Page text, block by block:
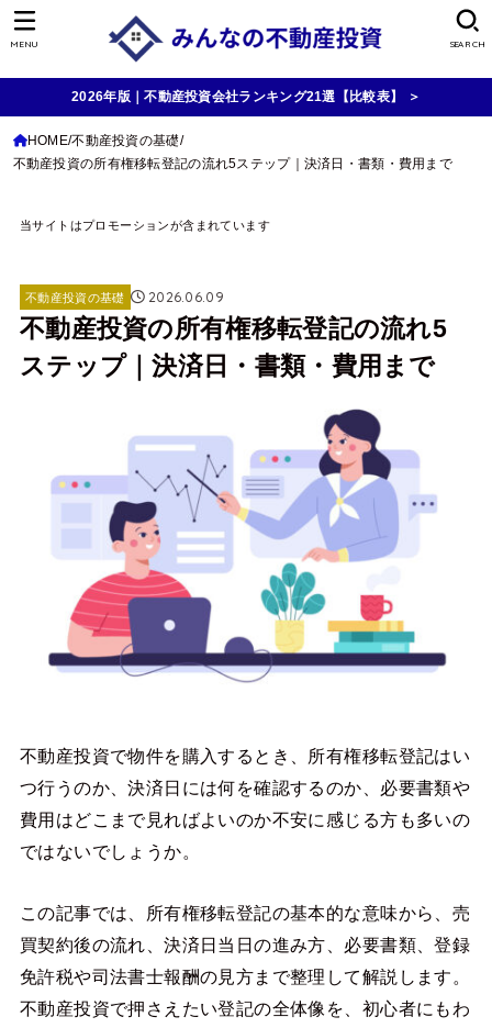
SEARCH
MENU
2026年版｜不動産投資会社ランキング21選【比較表】 ＞
HOME 不動産投資の基礎
不動産投資の所有権移転登記の流れ5ステップ｜決済日・書類・費用まで
当サイトはプロモーションが含まれています
不動産投資の基礎 2026.06.09
不動産投資の所有権移転登記の流れ5
ステップ｜決済日・書類・費用まで
不動産投資で物件を購入するとき、所有権移転登記はい
つ行うのか、決済日には何を確認するのか、必要書類や
費用はどこまで見ればよいのか不安に感じる方も多いの
ではないでしょうか。
この記事では、所有権移転登記の基本的な意味から、売
買契約後の流れ、決済日当日の進み方、必要書類、登録
免許税や司法書士報酬の見方まで整理して解説します。
不動産投資で押さえたい登記の全体像を、初心者にもわ